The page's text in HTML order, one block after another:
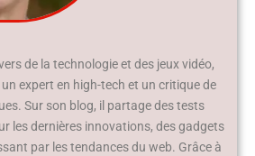
de la technologie et des jeux vidéo,
expert en high-tech et un critique de
Sur son blog, il partage des tests
les dernières innovations, des gadgets
par les tendances du web. Grâce à